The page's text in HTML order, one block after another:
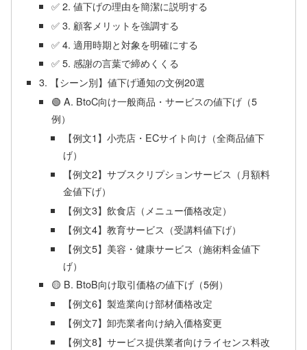
✅ 2. 値下げの理由を簡潔に説明する
✅ 3. 顧客メリットを強調する
✅ 4. 適用時期と対象を明確にする
✅ 5. 感謝の言葉で締めくくる
3. 【シーン別】値下げ通知の文例20選
🟢 A. BtoC向け一般商品・サービスの値下げ（5
例）
【例文1】小売店・ECサイト向け（全商品値下
げ）
【例文2】サブスクリプションサービス（月額料
金値下げ）
【例文3】飲食店（メニュー価格改定）
【例文4】教育サービス（受講料値下げ）
【例文5】美容・健康サービス（施術料金値下
げ）
🟡 B. BtoB向け取引価格の値下げ（5例）
【例文6】製造業向け部材価格改定
【例文7】卸売業者向け納入価格変更
【例文8】サービス提供業者向けライセンス料改